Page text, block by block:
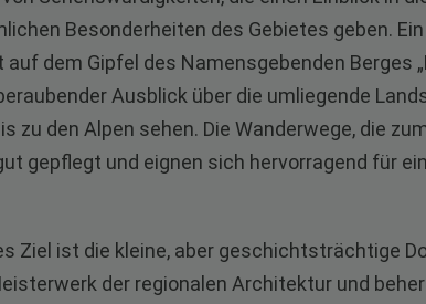
Besonderheiten des Gebietes geben.
dem Gipfel des Namensgebenden Berges
Ausblick über die umliegende
zu den Alpen sehen. Die Wanderwege, die
gepflegt und eignen sich hervorragend für
Ziel ist die kleine, aber geschichtsträchtige
der regionalen Architektur und